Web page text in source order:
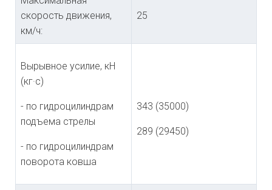
скорость движения,
км/ч:
25
Вырывное усилие, кН
(кг·с)
- по гидроцилиндрам
подъема стрелы
- по гидроцилиндрам
поворота ковша
343 (35000)
289 (29450)